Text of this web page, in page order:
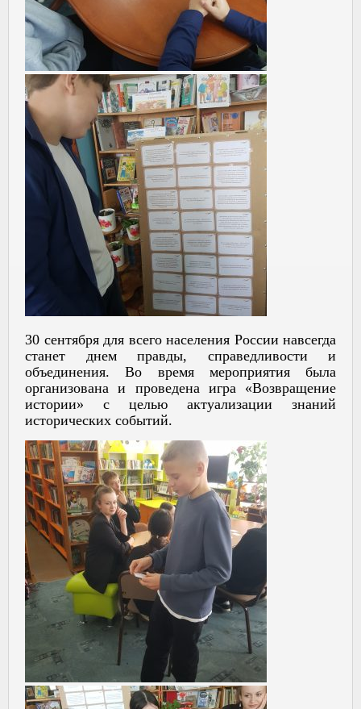
30 сентября для всего населения России навсегда
станет днем правды, справедливости и
объединения. Во время мероприятия была
организована и проведена игра «Возвращение
истории» с целью актуализации знаний
исторических событий.